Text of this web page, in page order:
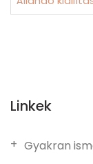
Linkek
Gyakran